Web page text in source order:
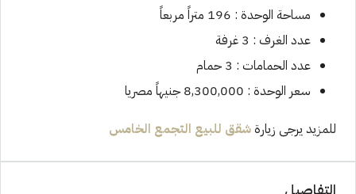
مساحة الوحدة : 196 متراً مربعاً
عدد الغرف : 3 غرفة
عدد الحمامات : 3 حمام
سعر الوحدة : 8,300,000 جنيهاً مصريا
للمزيد يرجى زيارةشقق للبيع التجمع الخامس
التفاصيل